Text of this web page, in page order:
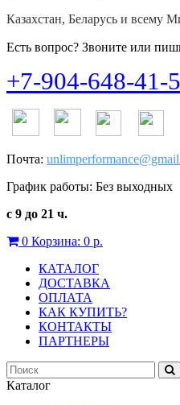
Казахстан, Беларусь и всему
Есть вопрос? Звоните или
+7-904-648-41-
Почта:
График работы: Без выходных
с 9 до 21 ч.
0 Корзина: 0 р.
КАТАЛОГ
ДОСТАВКА
ОПЛАТА
КАК КУПИТЬ?
КОНТАКТЫ
ПАРТНЕРЫ
Каталог